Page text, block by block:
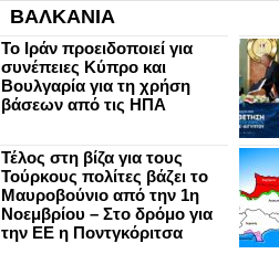
ΒΑΛΚΑΝΙΑ
Το Ιράν προειδοποιεί για
συνέπειες Κύπρο και
Βουλγαρία για τη χρήση
βάσεων από τις ΗΠΑ
Τέλος στη βίζα για τους
Τούρκους πολίτες βάζει το
Μαυροβούνιο από την 1η
Νοεμβρίου – Στο δρόμο για
την ΕΕ η Ποντγκόριτσα